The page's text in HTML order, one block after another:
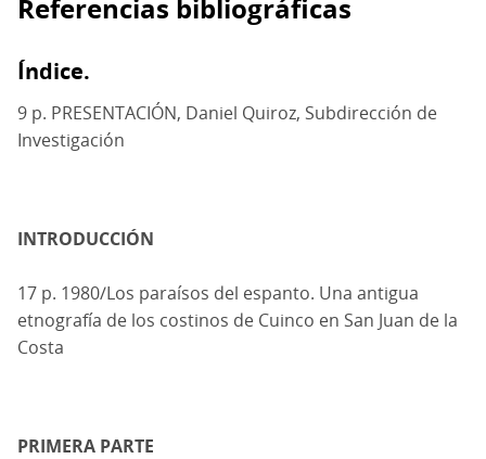
Referencias bibliográficas
Índice.
9 p. PRESENTACIÓN, Daniel Quiroz, Subdirección de
Investigación
INTRODUCCIÓN
17 p. 1980/Los paraísos del espanto. Una antigua
etnografía de los costinos de Cuinco en San Juan de la
Costa
PRIMERA PARTE